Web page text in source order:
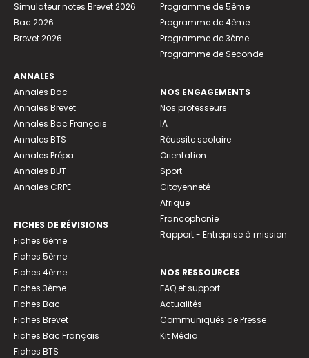
Simulateur notes Brevet 2026
Bac 2026
Brevet 2026
ANNALES
Annales Bac
Annales Brevet
Annales Bac Français
Annales BTS
Annales Prépa
Annales BUT
Annales CRPE
FICHES DE RÉVISIONS
Fiches 6ème
Fiches 5ème
Fiches 4ème
Fiches 3ème
Fiches Bac
Fiches Brevet
Fiches Bac Français
Fiches BTS
Programme de 5ème
Programme de 4ème
Programme de 3ème
Programme de Seconde
NOS ENGAGEMENTS
Nos professeurs
IA
Réussite scolaire
Orientation
Sport
Citoyenneté
Afrique
Francophonie
Rapport - Entreprise à mission
NOS RESSOURCES
FAQ et support
Actualités
Communiqués de Presse
Kit Média